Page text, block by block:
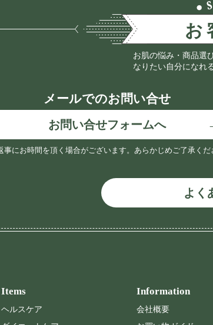
お肌の悩み・商品選
なりたい自分になれ
メールでのお問い合せ
お問い合せフォームへ
にお時間を頂く場合がございます。 あらかじめご了承くだ
よく
Items
ヘルスケア
Information
会社概要